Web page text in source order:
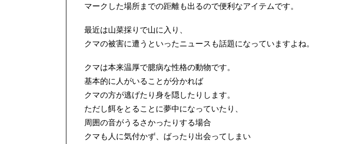
マークした場所までの距離も出るので便利なアイテムです。
最近は山菜採りで山に入り、
クマの被害に遭うといったニュースも話題になっていますよね。
クマは本来温厚で臆病な性格の動物です。
基本的に人がいることが分かれば
クマの方が逃げたり身を隠したりします。
ただし餌をとることに夢中になっていたり、
周囲の音がうるさかったりする場合
クマも人に気付かず、ばったり出会ってしまい